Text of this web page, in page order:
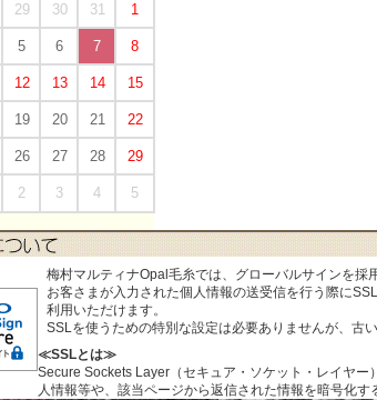
29 30 31 1
5 6 7 8
12 13 14 15
19 20 21 22
26 27 28 29
2 3 4 5
梅村マルティナOpal毛糸では、グローバルサインを採
お客さまが入力された個人情報の送受信を行う際に
利用いただけます。
SSLを使うための特別な設定は必要ありませんが、古
≪SSLとは≫
Secure Sockets Layer（セキュア・ソケット・レイヤ
人情報等や、該当ページから返信された情報を暗号化す